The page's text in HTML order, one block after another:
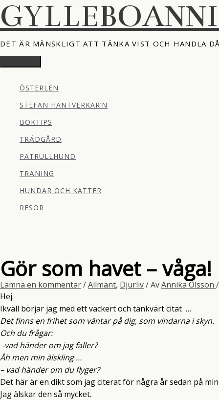
Hoppa
till
innehåll
DET ÄR MÄNSKLIGT ATT TÄNKA VIST OCH HANDLA
Huvudmeny
ÖSTERLEN
STEFAN HANTVERKAR’N
BOKTIPS
TRÄDGÅRD
PATRULLHUND
TRÄNING
HUNDAR OCH KATTER
RESOR
Gör som havet – våga!
Lämna en kommentar/Allmänt, Djurliv/ AvAnnika Olsson
Hej.
Ikväll börjar jag med ett vackert och tänkvärt citat …
Det finns en frihet som väntar på dig, som vindarna i skyn.
Och du frågar:
-vad händer om jag faller?
Åh men min älskling …
– vad händer om du flyger?
Det här är en dikt som jag citerat för några år sedan på
Jag älskar den så mycket.